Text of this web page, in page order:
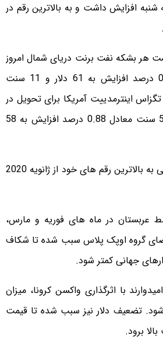
افزایش داشت و به بالاترین رقم در
هر بشکه نفت برنت دریای شمال امروز
با 55 سنت معادل 0.91 درصد افزایش به 61 دلار و 11 سنت
اینترمدییت آمریکا برای تحویل در
ماه مارس نیز امروز با 51 سنت معادل 0.88 درصد افزایش به 58
قیمت هر دو شاخص نفتی به بالاترین رقم های خود از ژانویه 2020
عربستان در ماه های فوریه و مارس،
گروه اوپک پلاس سبب شده تا شکاف
جهانی کمتر شود.
با اثرگذاری واکسن کرونا، میزان
شود. تضعیف دلار نیز سبب شده تا قیمت
برود.